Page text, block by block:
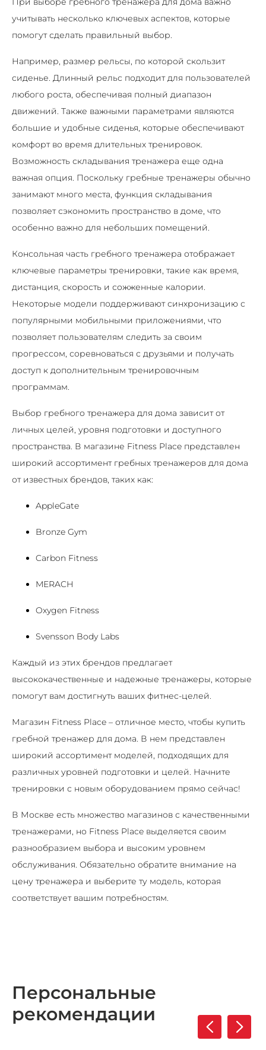
учитывать несколько ключевых аспектов, которые
помогут сделать правильный выбор.
Например, размер рельсы, по которой скользит
сиденье. Длинный рельс подходит для пользователей
любого роста, обеспечивая полный диапазон
движений. Также важными параметрами являются
большие и удобные сиденья, которые обеспечивают
комфорт во время длительных тренировок.
Возможность складывания тренажера еще одна
важная опция. Поскольку гребные тренажеры обычно
занимают много места, функция складывания
позволяет сэкономить пространство в доме, что
особенно важно для небольших помещений.
Консольная часть гребного тренажера отображает
ключевые параметры тренировки, такие как время,
дистанция, скорость и сожженные калории.
Некоторые модели поддерживают синхронизацию с
популярными мобильными приложениями, что
позволяет пользователям следить за своим
прогрессом, соревноваться с друзьями и получать
доступ к дополнительным тренировочным
программам.
Выбор гребного тренажера для дома зависит от
личных целей, уровня подготовки и доступного
пространства. В магазине Fitness Place представлен
широкий ассортимент гребных тренажеров для дома
от известных брендов, таких как:
AppleGate
Bronze Gym
Carbon Fitness
MERACH
Oxygen Fitness
Svensson Body Labs
Каждый из этих брендов предлагает
высококачественные и надежные тренажеры, которые
помогут вам достигнуть ваших фитнес-целей.
Магазин Fitness Place – отличное место, чтобы купить
гребной тренажер для дома. В нем представлен
широкий ассортимент моделей, подходящих для
различных уровней подготовки и целей. Начните
тренировки с новым оборудованием прямо сейчас!
В Москве есть множество магазинов с качественными
тренажерами, но Fitness Place выделяется своим
разнообразием выбора и высоким уровнем
обслуживания. Обязательно обратите внимание на
цену тренажера и выберите ту модель, которая
соответствует вашим потребностям.
Персональные
рекомендации